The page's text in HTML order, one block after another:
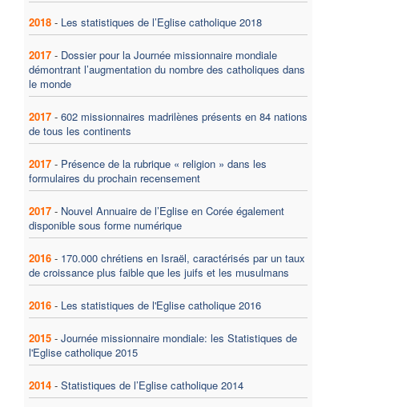
2018 - Les statistiques de l’Eglise catholique 2018
2017 - Dossier pour la Journée missionnaire mondiale
démontrant l’augmentation du nombre des catholiques dans
le monde
2017 - 602 missionnaires madrilènes présents en 84 nations
de tous les continents
2017 - Présence de la rubrique « religion » dans les
formulaires du prochain recensement
2017 - Nouvel Annuaire de l’Eglise en Corée également
disponible sous forme numérique
2016 - 170.000 chrétiens en Israël, caractérisés par un taux
de croissance plus faible que les juifs et les musulmans
2016 - Les statistiques de l'Eglise catholique 2016
2015 - Journée missionnaire mondiale: les Statistiques de
l'Eglise catholique 2015
2014 - Statistiques de l’Eglise catholique 2014